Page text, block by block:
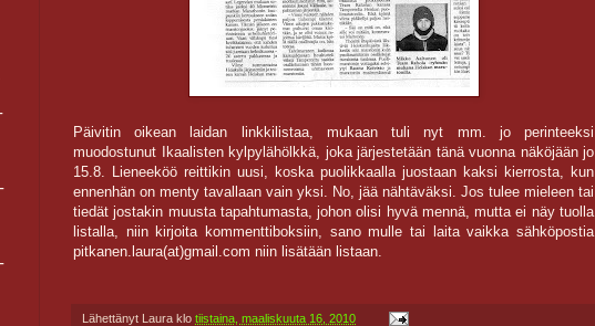
Päivitin oikean laidan linkkilistaa, mukaan tuli nyt mm. jo perinteeksi
muodostunut Ikaalisten kylpylähölkkä, joka järjestetään tänä vuonna näköjään jo
15.8. Lieneeköö reittikin uusi, koska puolikkaalla juostaan kaksi kierrosta, kun
ennenhän on menty tavallaan vain yksi. No, jää nähtäväksi. Jos tulee mieleen tai
tiedät jostakin muusta tapahtumasta, johon olisi hyvä mennä, mutta ei näy tuolla
listalla, niin kirjoita kommenttiboksiin, sano mulle tai laita vaikka sähköpostia
pitkanen.laura(at)gmail.com niin lisätään listaan.
Lähettänyt Laura klo tiistaina, maaliskuuta 16, 2010